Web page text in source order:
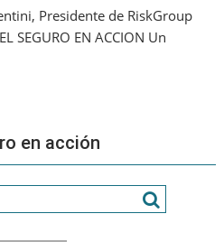
de
Presidente de RiskGroup
SEGURO EN ACCION Un
en acción